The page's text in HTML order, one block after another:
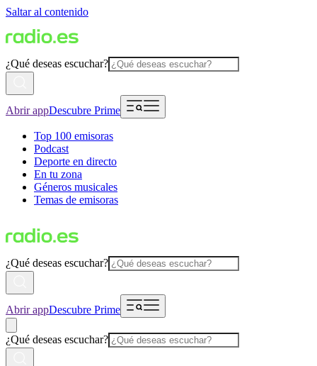
Saltar al contenido
¿Qué deseas escuchar?
Abrir appDescubre Prime
Top 100 emisoras
Podcast
Deporte en directo
En tu zona
Géneros musicales
Temas de emisoras
¿Qué deseas escuchar?
Abrir appDescubre Prime
¿Qué deseas escuchar?